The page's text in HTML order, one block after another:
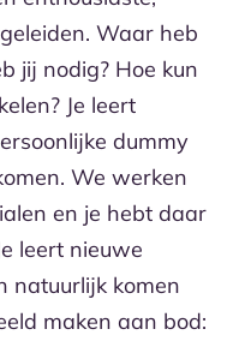
Waar heb
jij nodig? Hoe kun
Je leert
dummy
We werken
en je hebt daar
leert nieuwe
natuurlijk komen
maken aan bod: